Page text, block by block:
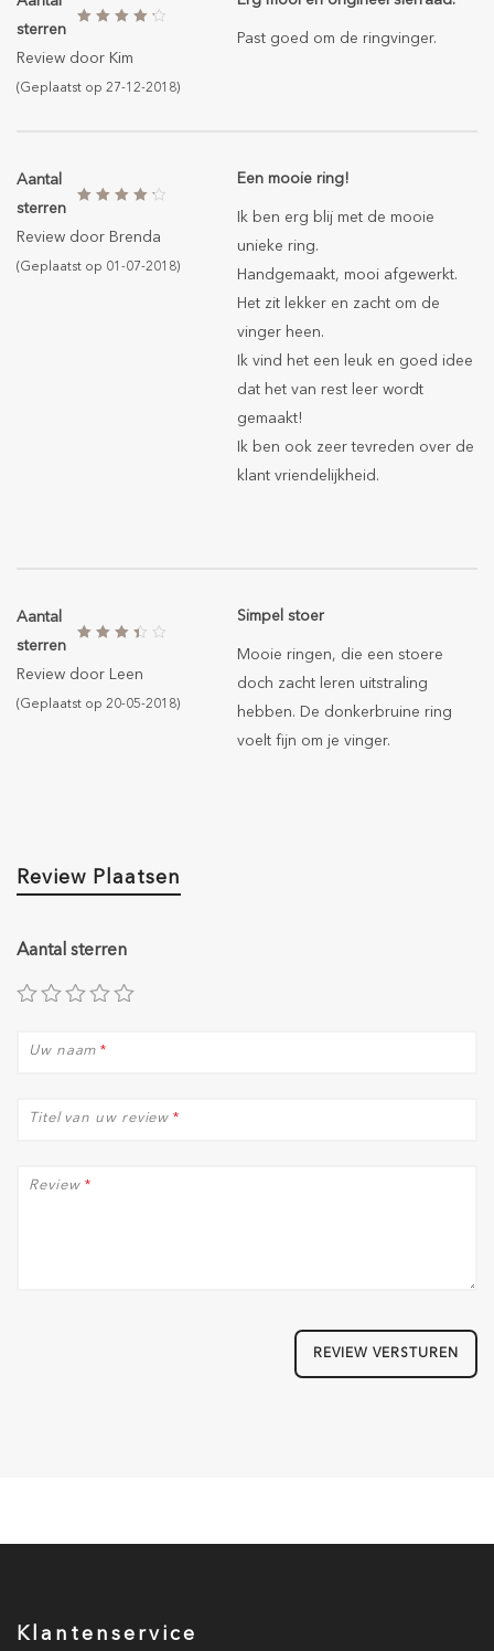
sterren
Review door Kim
(Geplaatst op 27-12-2018)
Past goed om de ringvinger.
Aantal
sterren
Review door Brenda
(Geplaatst op 01-07-2018)
Een mooie ring!
Ik ben erg blij met de mooie
unieke ring.
Handgemaakt, mooi afgewerkt.
Het zit lekker en zacht om de
vinger heen.
Ik vind het een leuk en goed idee
dat het van rest leer wordt
gemaakt!
Ik ben ook zeer tevreden over de
klant vriendelijkheid.
Aantal
sterren
Review door
Leen
(Geplaatst op 20-05-2018)
Simpel stoer
Mooie ringen, die een stoere
doch zacht leren uitstraling
hebben. De donkerbruine ring
voelt fijn om je vinger.
Review Plaatsen
Aantal sterren
*
Uw naam
*
Titel van uw review
*
Review
REVIEW VERSTUREN
Klantenservice